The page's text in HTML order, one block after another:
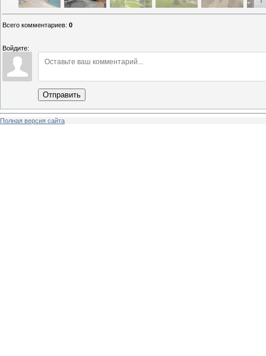
Всего комментариев: 0
Войдите:
Отправить
Полная версия сайта